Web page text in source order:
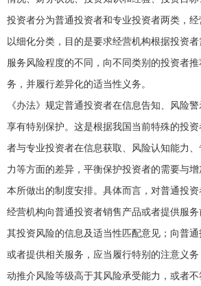
投资者分为普通投资者和专业投资者两类，
以细化分类，目的是要求经营机构根据投资
服务风险程度的不同，向不同类别的投资者
务，并履行差异化的适当性义务。
《办法》规定普通投资者在信息告知、风险
享有特别保护。这是根据我国当前特殊的投
者与专业投资者在信息获取、风险认知能力
力等方面的差异，平衡保护投资者的需要与
本所做出的制度安排。具体而言，对普通投资
经营机构向普通投资者销售产品或者提供服
其投资风险的信息及适当性匹配意见；向普
或者提供相关服务，应当履行特别的注意义
动推介风险等级高于其风险承受能力，或者